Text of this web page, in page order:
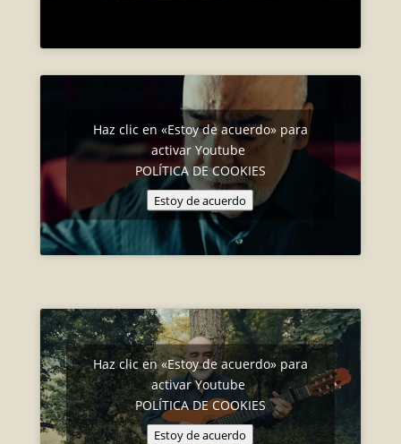
Haz clic en «Estoy de acuerdo» para
activar Youtube
POLÍTICA DE COOKIES
Estoy de acuerdo
Haz clic en «Estoy de acuerdo» para
activar Youtube
POLÍTICA DE COOKIES
Estoy de acuerdo